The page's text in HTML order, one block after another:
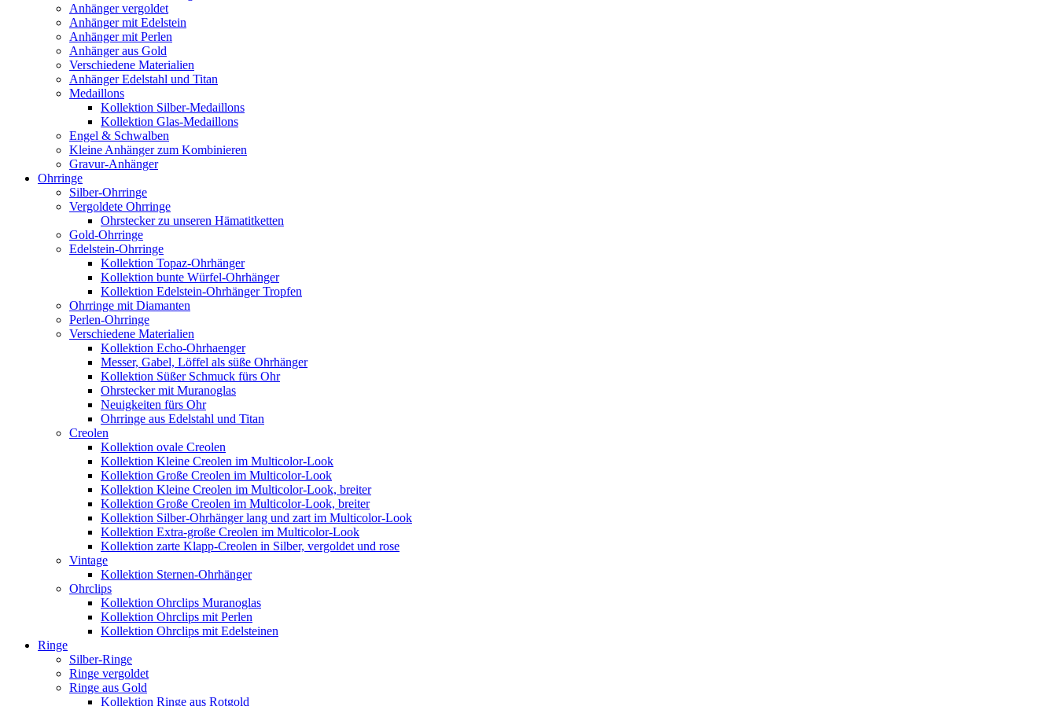
Anhänger vergoldet
Anhänger mit Edelstein
Anhänger mit Perlen
Anhänger aus Gold
Verschiedene Materialien
Anhänger Edelstahl und Titan
Medaillons
Kollektion Silber-Medaillons
Kollektion Glas-Medaillons
Engel & Schwalben
Kleine Anhänger zum Kombinieren
Gravur-Anhänger
Ohrringe
Silber-Ohrringe
Vergoldete Ohrringe
Ohrstecker zu unseren Hämatitketten
Gold-Ohrringe
Edelstein-Ohrringe
Kollektion Topaz-Ohrhänger
Kollektion bunte Würfel-Ohrhänger
Kollektion Edelstein-Ohrhänger Tropfen
Ohrringe mit Diamanten
Perlen-Ohrringe
Verschiedene Materialien
Kollektion Echo-Ohrhaenger
Messer, Gabel, Löffel als süße Ohrhänger
Kollektion Süßer Schmuck fürs Ohr
Ohrstecker mit Muranoglas
Neuigkeiten fürs Ohr
Ohrringe aus Edelstahl und Titan
Creolen
Kollektion ovale Creolen
Kollektion Kleine Creolen im Multicolor-Look
Kollektion Große Creolen im Multicolor-Look
Kollektion Kleine Creolen im Multicolor-Look, breiter
Kollektion Große Creolen im Multicolor-Look, breiter
Kollektion Silber-Ohrhänger lang und zart im Multicolor-Look
Kollektion Extra-große Creolen im Multicolor-Look
Kollektion zarte Klapp-Creolen in Silber, vergoldet und rose
Vintage
Kollektion Sternen-Ohrhänger
Ohrclips
Kollektion Ohrclips Muranoglas
Kollektion Ohrclips mit Perlen
Kollektion Ohrclips mit Edelsteinen
Ringe
Silber-Ringe
Ringe vergoldet
Ringe aus Gold
Kollektion Ringe aus Rotgold